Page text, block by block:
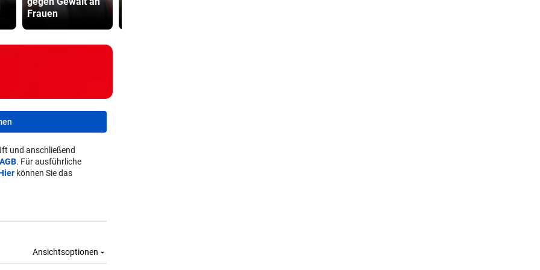
Frauen
und anschließend
AGB. Für ausführliche
können Sie das